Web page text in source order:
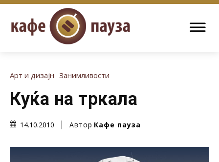
Арт и дизајн Занимливости
Куќа на тркала
14.10.2010 Автор Кафе пауза